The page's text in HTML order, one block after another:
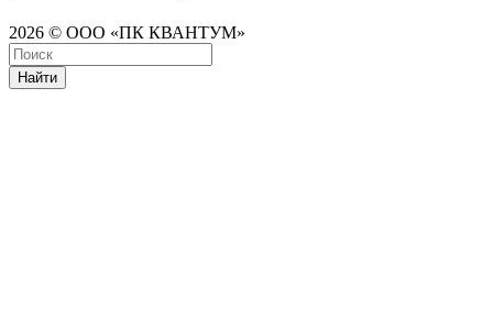
2026 © ООО «ПК КВАНТУМ»
Найти